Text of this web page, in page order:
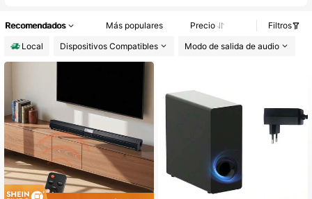
Recomendados Más populares Precio
Filtros
Local
Dispositivos Compatibles Modo de salida de audio